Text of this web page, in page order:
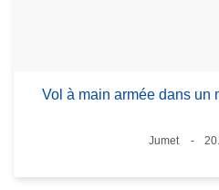
Vol à main armée dans un
Lieux
Jumet